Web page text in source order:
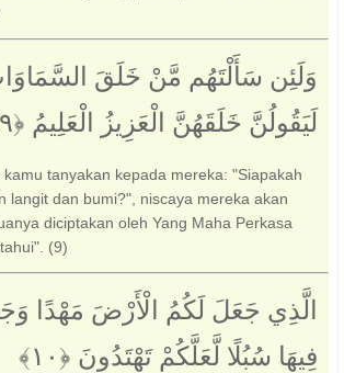
وَلَئِن سَأَلْتَهُم مَّنْ خَلَقَ
لَيَقُولُنَّ خَلَقَهُنَّ الْعَزِيزُ الْعَلِيمُ ‎﴿٩﴾‏
tanyakan kepada mereka: "Siapakah
langit dan bumi?", niscaya mereka akan
diciptakan oleh Yang Maha Perkasa
(9)
الَّذِي جَعَلَ لَكُمُ الْأَرْضَ مَهْدًا
فِيهَا سُبُلًا لَّعَلَّكُمْ تَهْتَدُونَ ‎﴿١٠﴾‏